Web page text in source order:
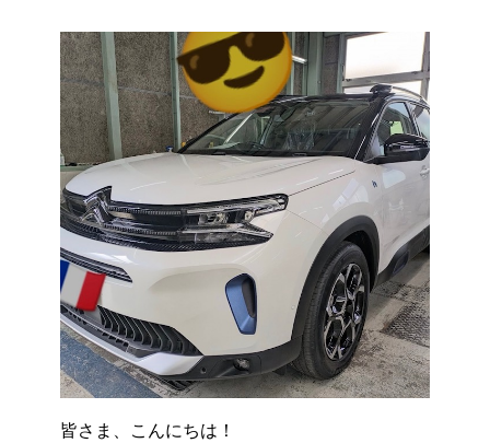
皆さま、こんにちは！